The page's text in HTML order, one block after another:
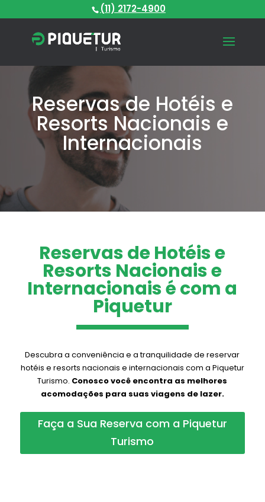
(11) 2172-4900
Reservas de Hotéis e
Resorts Nacionais e
Internacionais
Reservas de Hotéis e
Resorts Nacionais e
Internacionais é com a
Piquetur
Descubra a conveniência e a tranquilidade de reservar
hotéis e resorts nacionais e internacionais com a Piquetur
Turismo. Conosco você encontra as melhores
acomodações para suas viagens de lazer.
Faça a Sua Reserva com a Piquetur
Turismo